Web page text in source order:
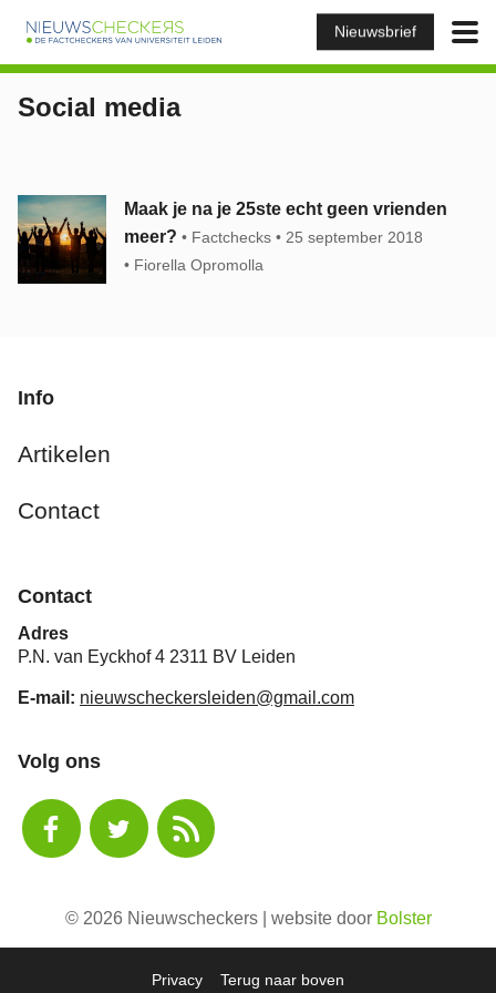
Nieuwsbrief
Social media
Maak je na je 25ste echt geen vrienden
meer?
Factchecks
25 september 2018
Fiorella Opromolla
Info
Artikelen
Contact
Contact
Adres
P.N. van Eyckhof 4 2311 BV Leiden
E-mail: nieuwscheckersleiden@gmail.com
Volg ons
© 2026 Nieuwscheckers | website door Bolster
Privacy Terug naar boven